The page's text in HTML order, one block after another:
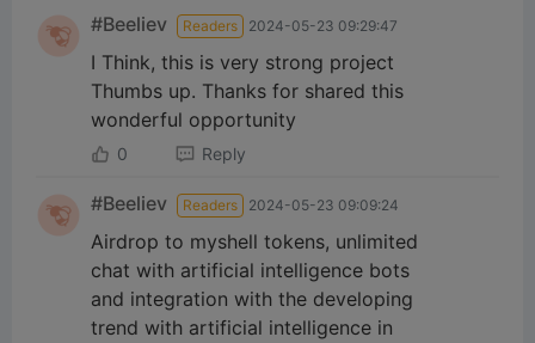
#Beeliev Readers 2024-05-23 09:29:47
I Think, this is very strong project
Thumbs up. Thanks for shared this
wonderful opportunity
0 Reply
#Beeliev Readers 2024-05-23 09:09:24
Airdrop to myshell tokens, unlimited
chat with artificial intelligence bots
and integration with the developing
trend with artificial intelligence in